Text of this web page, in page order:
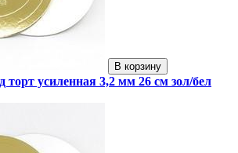
В корзину
торт усиленная 3,2 мм 26 см зол/бел